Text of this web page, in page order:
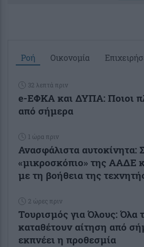
Ροή Οικονομία
32 λεπτά πριν
e-ΕΦΚΑ και ΔΥΠΑ: Ποιοι
από σήμερα
1 ώρα πριν
Ανασφάλιστα αυτοκίνητα:
«μικροσκόπιο» της ΑΑΔΕ
με τη βοήθεια της
2 ώρες πριν
Τουρισμός για Όλους:
καταθέτουν αίτηση από
εκπνέει η προθεσμία